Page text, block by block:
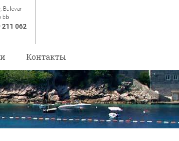
Bulevar
bb
211 062
Контакты